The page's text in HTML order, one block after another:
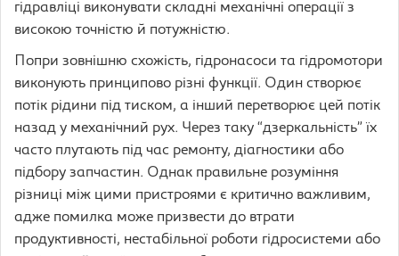
гідравліці виконувати складні механічні операції з
високою точністю й потужністю.
Попри зовнішню схожість, гідронасоси та гідромотори
виконують принципово різні функції. Один створює
потік рідини під тиском, а інший перетворює цей потік
назад у механічний рух. Через таку “дзеркальність” їх
часто плутають під час ремонту, діагностики або
підбору запчастин. Однак правильне розуміння
різниці між цими пристроями є критично важливим,
адже помилка може призвести до втрати
продуктивності, нестабільної роботи гідросистеми або